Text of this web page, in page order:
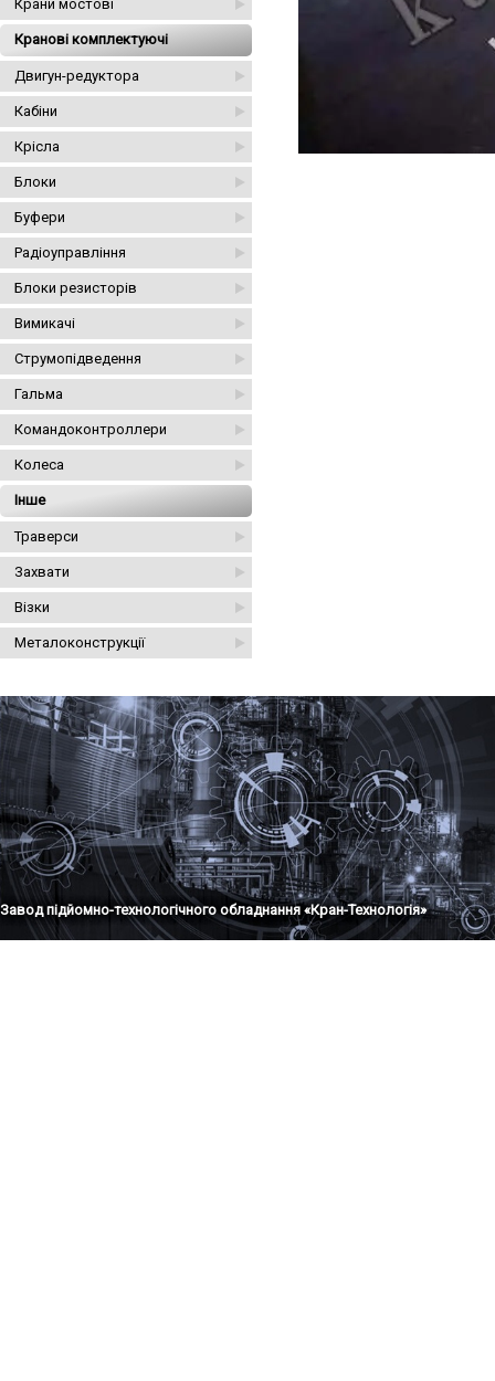
Крани мостові
Кранові комплектуючі
Двигун-редуктора
Кабіни
Крісла
Блоки
Буфери
Радіоуправління
Блоки резисторів
Вимикачі
Струмопідведення
Гальма
Командоконтроллери
Колеса
Інше
Траверси
Захвати
Візки
Металоконструкції
Завод підйомно-технологічного обладнання «Кран-Технологія»